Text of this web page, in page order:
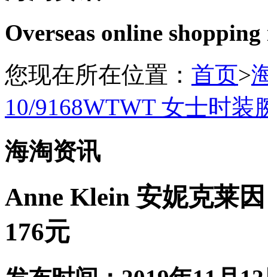
Overseas online
您现在所在位置： 首页>
10/9168WTWT 女士时装
海淘资讯
Anne Klein 安妮克莱
176元